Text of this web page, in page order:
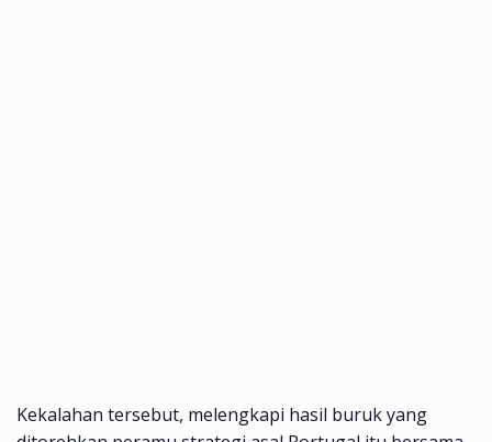
Kekalahan tersebut, melengkapi hasil buruk yang